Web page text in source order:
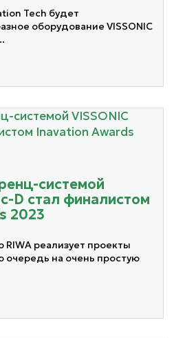
Tech будет
оборудование VISSONIC
системой
D стал финалистом
2023
реализует проекты
очередь на очень простую